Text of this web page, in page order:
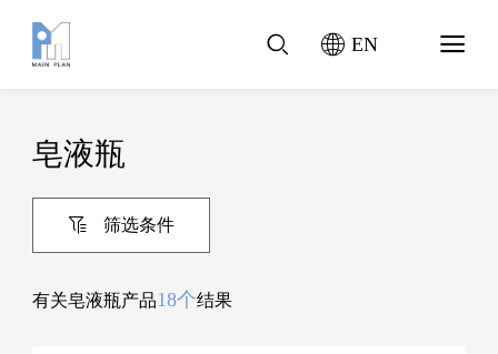
EN
皂液瓶
筛选条件
有关皂液瓶产品18个结果